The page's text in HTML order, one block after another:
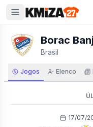
Borac
Brasil
Jogos Elenco
17/07/